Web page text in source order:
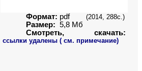
Формат: pdf (2014, 288с.)
Размер: 5,8 Мб
Смотреть, скачать:
ссылки удалены ( см. примечание)